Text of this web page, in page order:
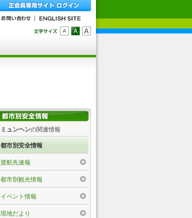
ミュンヘンの関連情報
都市別安全情報
渡航先速報
都市別観光情報
イベント情報
現地だより